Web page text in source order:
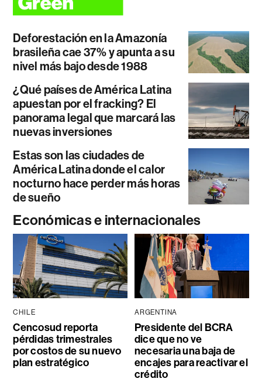
Deforestación en la Amazonía
brasileña cae 37% y apunta a su
nivel más bajo desde 1988
¿Qué países de América Latina
apuestan por el fracking? El
panorama legal que marcará las
nuevas inversiones
Estas son las ciudades de
América Latina donde el calor
nocturno hace perder más horas
de sueño
Económicas e internacionales
CHILE
Cencosud reporta
pérdidas trimestrales
por costos de su nuevo
plan estratégico
ARGENTINA
Presidente del BCRA
dice que no ve
necesaria una baja de
encajes para reactivar el
crédito